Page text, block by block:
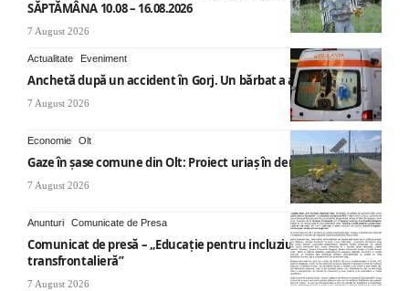
SĂPTĂMÂNA 10.08 – 16.08.2026
7 August 2026
Actualitate Eveniment
Anchetă după un accident în Gorj. Un bărbat a ajuns la spital
7 August 2026
Economie Olt
Gaze în șase comune din Olt: Proiect uriaș în derulare
7 August 2026
Anunturi Comunicate de Presa
Comunicat de presă – „Educație pentru incluziune – O abordare
transfrontalieră”
7 August 2026